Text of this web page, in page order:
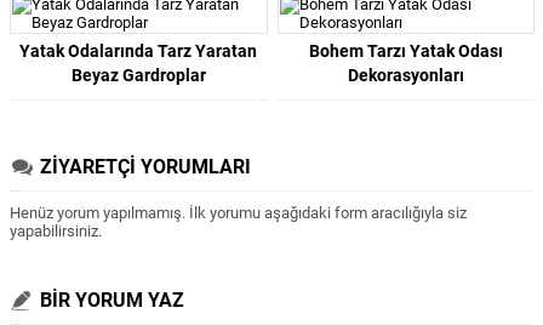
Yatak Odalarında Tarz Yaratan
Beyaz Gardroplar
Bohem Tarzı Yatak Odası
Dekorasyonları
ZİYARETÇİ YORUMLARI
Henüz yorum yapılmamış. İlk yorumu aşağıdaki form aracılığıyla siz
yapabilirsiniz.
BİR YORUM YAZ